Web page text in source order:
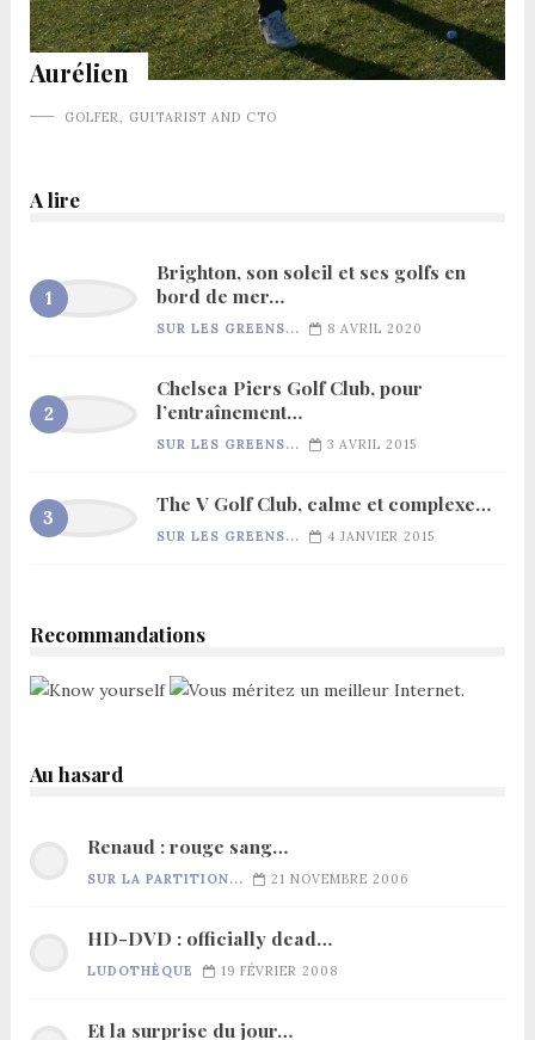
Aurélien
GOLFER, GUITARIST AND CTO
A lire
Brighton, son soleil et ses golfs en
bord de mer…
SUR LES GREENS... 8 AVRIL 2020
Chelsea Piers Golf Club, pour
l’entraînement…
SUR LES GREENS... 3 AVRIL 2015
The V Golf Club, calme et complexe…
SUR LES GREENS... 4 JANVIER 2015
Recommandations
Au hasard
Renaud : rouge sang…
SUR LA PARTITION... 21 NOVEMBRE 2006
HD-DVD : officially dead…
LUDOTHÈQUE 19 FÉVRIER 2008
Et la surprise du jour…